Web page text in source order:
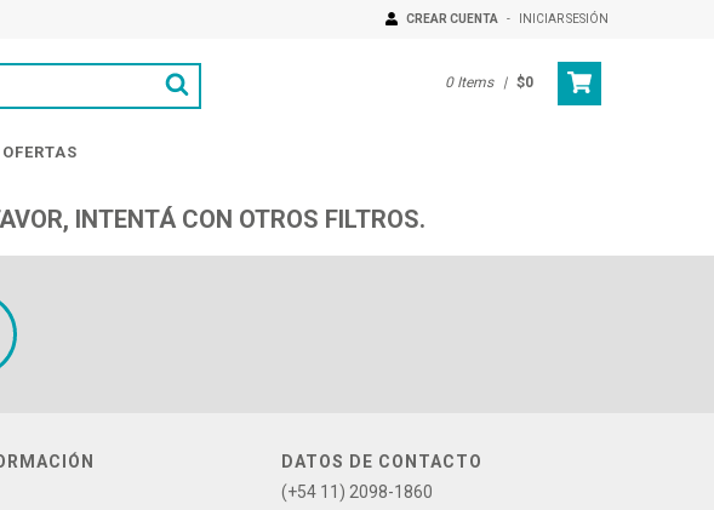
CREAR CUENTA - INICIAR SESIÓN
0 Items | $0
OFERTAS
INTENTÁ CON OTROS FILTROS.
DATOS DE CONTACTO
(+54 11) 2098-1860